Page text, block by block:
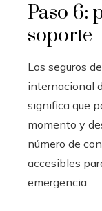
Paso 6:
soporte
Los seguros
internacional
significa que
momento y
número de
accesibles
emergencia.